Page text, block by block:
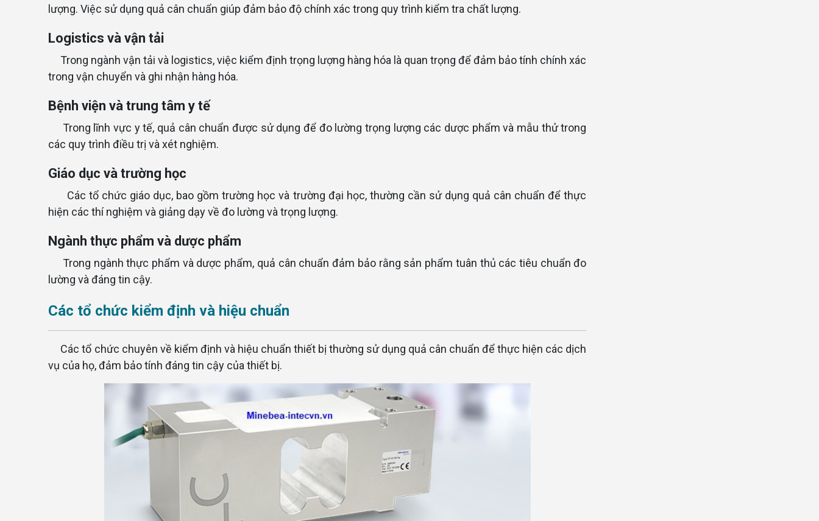
lượng. Việc sử dụng quả cân chuẩn giúp đảm bảo độ chính xác trong quy trình kiểm tra chất lượng.
Logistics và vận tải
Trong ngành vận tải và logistics, việc kiểm định trọng lượng hàng hóa là quan trọng để đảm bảo tính chính xác
trong vận chuyển và ghi nhận hàng hóa.
Bệnh viện và trung tâm y tế
Trong lĩnh vực y tế, quả cân chuẩn được sử dụng để đo lường trọng lượng các dược phẩm và mẫu thử trong
các quy trình điều trị và xét nghiệm.
Giáo dục và trường học
Các tổ chức giáo dục, bao gồm trường học và trường đại học, thường cần sử dụng quả cân chuẩn để thực
hiện các thí nghiệm và giảng dạy về đo lường và trọng lượng.
Ngành thực phẩm và dược phẩm
Trong ngành thực phẩm và dược phẩm, quả cân chuẩn đảm bảo rằng sản phẩm tuân thủ các tiêu chuẩn đo
lường và đáng tin cậy.
Các tổ chức kiểm định và hiệu chuẩn
Các tổ chức chuyên về kiểm định và hiệu chuẩn thiết bị thường sử dụng quả cân chuẩn để thực hiện các dịch
vụ của họ, đảm bảo tính đáng tin cậy của thiết bị.